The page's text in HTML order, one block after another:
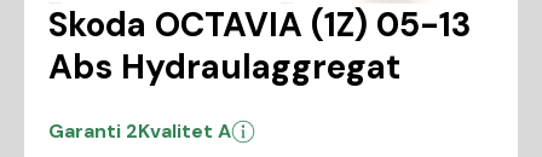
Skoda OCTAVIA (1Z) 05-13
Abs Hydraulaggregat
Garanti 2Kvalitet A